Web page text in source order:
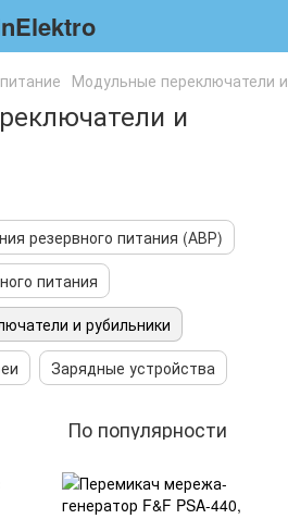
Модульные переключатели
и
резервного питания (АВР)
питания
и рубильники
Зарядные устройства
По популярности